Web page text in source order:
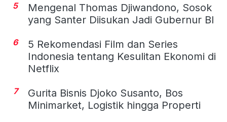
5
Mengenal Thomas Djiwandono, Sosok
yang Santer Diisukan Jadi Gubernur BI
6
5 Rekomendasi Film dan Series
Indonesia tentang Kesulitan Ekonomi di
Netflix
7
Gurita Bisnis Djoko Susanto, Bos
Minimarket, Logistik hingga Properti